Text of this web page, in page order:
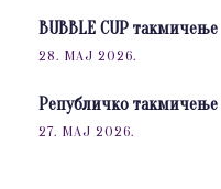
BUBBLE CUP такмичење
28. МАЈ 2026.
Републичко такмичење
27. МАЈ 2026.